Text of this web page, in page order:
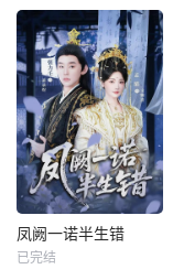
凤阙一诺半生错
已完结